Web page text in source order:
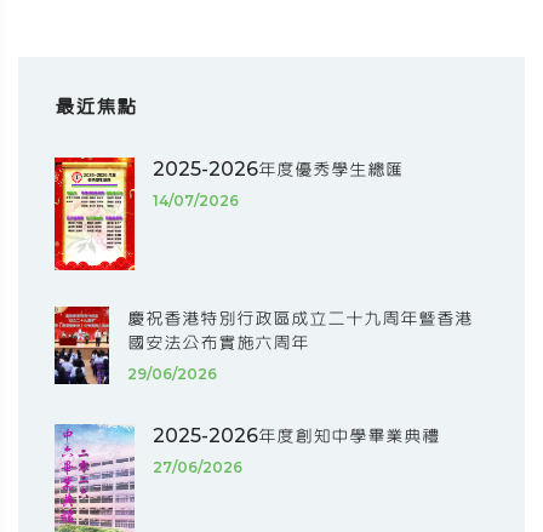
最近焦點
2025-2026年度優秀學生總匯
14/07/2026
慶祝香港特別行政區成立二十九周年暨香港
國安法公布實施六周年
29/06/2026
2025-2026年度創知中學畢業典禮
27/06/2026